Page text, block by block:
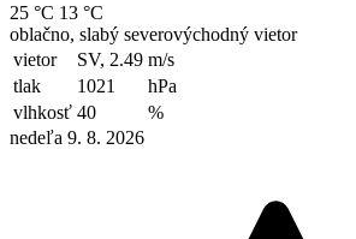
25 °C 13 °C
oblačno, slabý severovýchodný vietor
vietor
SV, 2.49 m/s
tlak
1021
hPa
vlhkosť 40
%
nedeľa 9. 8. 2026